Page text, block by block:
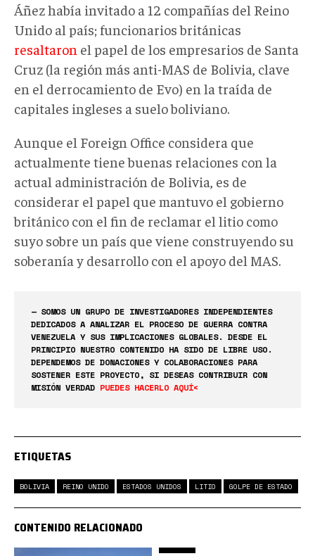
Áñez había invitado a 12 compañías del Reino
Unido al país; funcionarios británicas
resaltaron el papel de los empresarios de Santa
Cruz (la región más anti-MAS de Bolivia, clave
en el derrocamiento de Evo) en la traída de
capitales ingleses a suelo boliviano.
Aunque el Foreign Office considera que
actualmente tiene buenas relaciones con la
actual administración de Bolivia, es de
considerar el papel que mantuvo el gobierno
británico con el fin de reclamar el litio como
suyo sobre un país que viene construyendo su
soberanía y desarrollo con el apoyo del MAS.
— SOMOS UN GRUPO DE INVESTIGADORES INDEPENDIENTES
DEDICADOS A ANALIZAR EL PROCESO DE GUERRA CONTRA
VENEZUELA Y SUS IMPLICACIONES GLOBALES. DESDE EL
PRINCIPIO NUESTRO CONTENIDO HA SIDO DE LIBRE USO.
DEPENDEMOS DE DONACIONES Y COLABORACIONES PARA
SOSTENER ESTE PROYECTO, SI DESEAS CONTRIBUIR CON
MISIÓN VERDAD PUEDES HACERLO AQUÍ<
ETIQUETAS
BOLIVIA REINO UNIDO ESTADOS UNIDOS LITIO GOLPE DE ESTADO
CONTENIDO RELACIONADO